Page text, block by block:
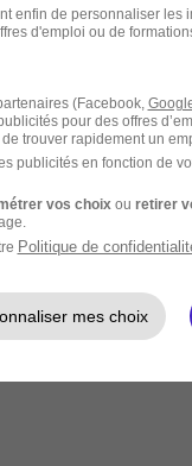
enfin de personnaliser les
d'emploi ou de
(Facebook,
pour des offres
trouver rapidement un
publicités en fonction de
vos choix ou retirer
Politique de
mes choix